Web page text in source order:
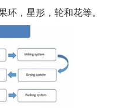
环，星形，轮和花等。